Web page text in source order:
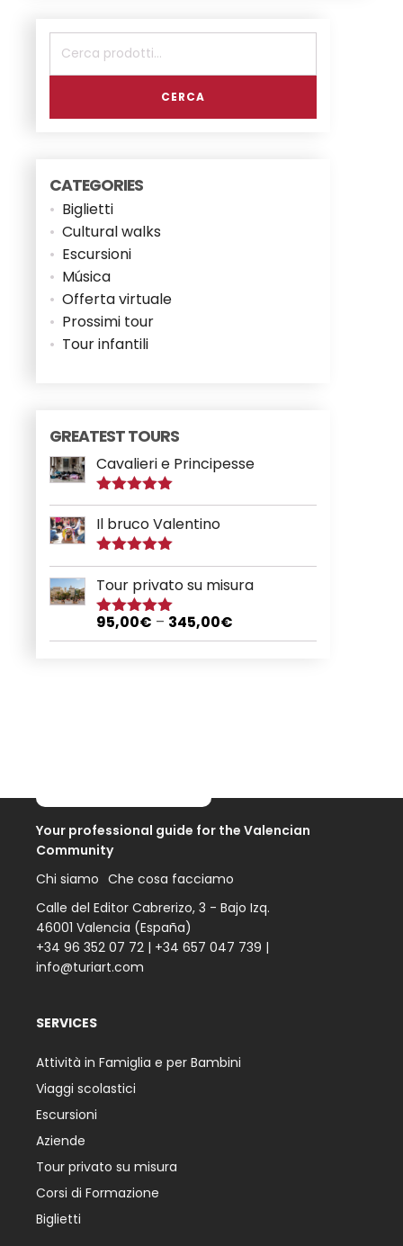
Cerca:
CERCA
CATEGORIES
Biglietti
Cultural walks
Escursioni
Música
Offerta virtuale
Prossimi tour
Tour infantili
GREATEST TOURS
Cavalieri e Principesse
Valutato
5.00su 5
Il bruco Valentino
Valutato
5.00su 5
Tour privato su misura
Valutato
5.00su 5
95,00€ – 345,00€
Your professional guide for the Valencian
Community
Chi siamo Che cosa facciamo
Calle del Editor Cabrerizo, 3 - Bajo Izq.
46001 Valencia (España)
+34 96 352 07 72 | +34 657 047 739 |
info@turiart.com
SERVICES
Attività in Famiglia e per Bambini
Viaggi scolastici
Escursioni
Aziende
Tour privato su misura
Corsi di Formazione
Biglietti